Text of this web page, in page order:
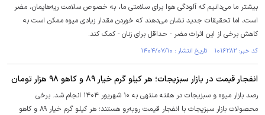
بیشتر ما می‌دانیم که آلودگی هوا برای سلامتی ما، به خصوص سلامت ریه‌هایمان، مضر
است، اما تحقیقات جدید نشان می‌دهند که خوردن مقدار زیادی میوه ممکن است به
کاهش برخی از این اثرات مضر - حداقل برای زنان - کمک کند.
کد خبر: ۱۰۱۶۲۸۲ تاریخ انتشار : ۱۴۰۴/۰۷/۱۰
انفجار قیمت در بازار سبزیجات؛ هر کیلو گرم خیار ۸۹ و کاهو ۹۸ هزار تومان
رصد بازار میوه و سبزیجات در هفته منتهی به ۱۰ شهریور ۱۴۰۴ انجام شد. برخی
محصولات بازار سبزیجات با انفجار قیمت روبه‌رو هستند؛ هر کیلو گرم خیار ۸۹ و کاهو